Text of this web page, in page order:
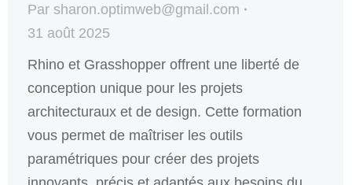
Par sharon.optimweb@gmail.com
31 août 2025
Rhino et Grasshopper offrent une liberté de
conception unique pour les projets
architecturaux et de design. Cette formation
vous permet de maîtriser les outils
paramétriques pour créer des projets